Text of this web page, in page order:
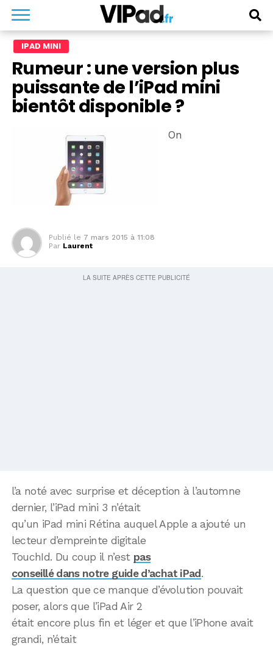
IPAD MINI
Rumeur : une version plus
puissante de l’iPad mini
bientôt disponible ?
On
Publié le 7 mars 2015 à 11:08
Par Laurent
l’a noté avec surprise et déception à l’automne
dernier, l’iPad mini 3 n’était
qu’un iPad mini Rétina auquel Apple a ajouté un
lecteur d’empreinte digitale
TouchId. Du coup il n’est pas
conseillé dans notre guide d’achat iPad.
La question que ce manque d’évolution pouvait
poser, alors que l’iPad Air 2
était encore plus fin et léger et que l’iPhone avait
grandi, n’était